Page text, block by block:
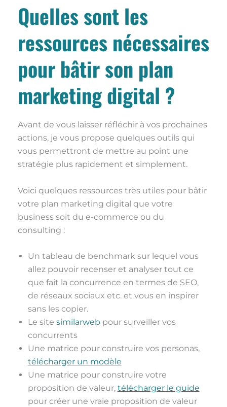
Quelles sont les
ressources nécessaires
pour bâtir son plan
marketing digital ?
Avant de vous laisser réfléchir à vos prochaines
actions, je vous propose quelques outils qui
vous permettront de mettre au point une
stratégie plus rapidement et simplement.
Voici quelques ressources très utiles pour bâtir
votre plan marketing digital que votre
business soit du e-commerce ou du
consulting :
Un tableau de benchmark sur lequel vous
allez pouvoir recenser et analyser tout ce
que fait la concurrence en termes de SEO,
de réseaux sociaux etc. et vous en inspirer
sans les copier.
Le site similarweb pour surveiller vos
concurrents
Une matrice pour construire vos personas,
télécharger un modèle
Une matrice pour construire votre
proposition de valeur, télécharger le guide
pour créer une vraie proposition de valeur